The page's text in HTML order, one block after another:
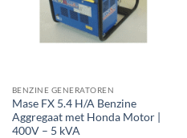
BENZINE GENERATOREN
Mase FX 5.4 H/A Benzine
Aggregaat met Honda Motor |
400V – 5 kVA